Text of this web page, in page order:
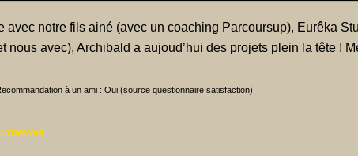
notre fils ainé (avec un coaching Parcoursup), Eurêka
nous avec), Archibald a aujoud’hui des projets plein la tête !
à un ami : Oui (source questionnaire satisfaction)